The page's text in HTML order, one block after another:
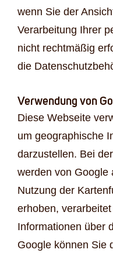
wenn Sie der
Verarbeitung Ihrer
nicht rechtmäßig
die
Verwendung von
Diese Webseite
um geographische
darzustellen. Bei
werden von Google
Nutzung der
erhoben,
Informationen über
Google können Sie